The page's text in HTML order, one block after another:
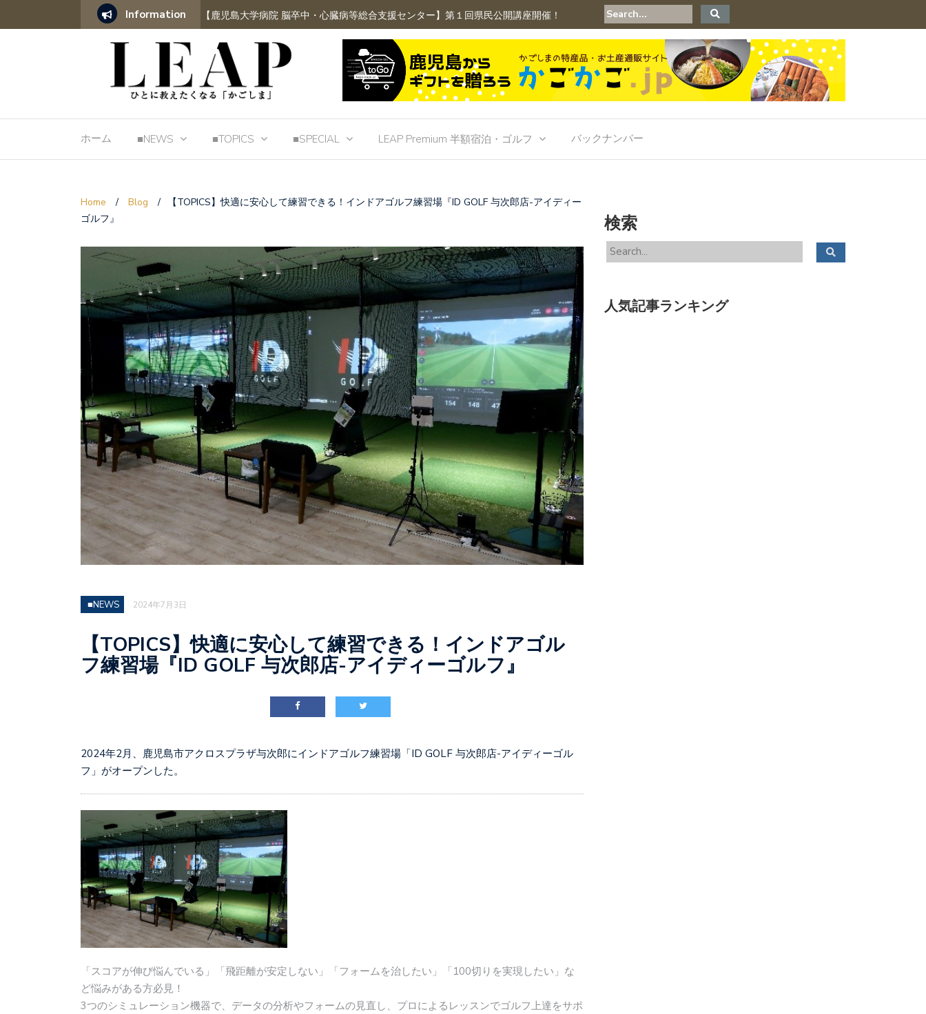
Information
援センター】第１回県民公開講座開催！ 【鹿児島大学病院 脳卒中・心臓病等総合支援センター】第１回県民公開講座開催！ 【鹿児島大学病院 脳卒中・心臓病等総合支援センター】第１回県民公開講座開
ホーム ■NEWS ■TOPICS ■SPECIAL LEAP Premium 半額宿泊・ゴルフ バックナンバー
Home / Blog /
【TOPICS】快適に安心して練習できる！インドアゴルフ練習場『ID GOLF 与次郎店-アイディー
ゴルフ』
■NEWS 2024年7月3日
【TOPICS】快適に安心して練習できる！インドアゴル
フ練習場『ID GOLF 与次郎店-アイディーゴルフ』
2024年2月、鹿児島市アクロスプラザ与次郎にインドアゴルフ練習場「ID GOLF 与次郎店-アイディーゴル
フ」がオープンした。
「スコアが伸び悩んでいる」「飛距離が安定しない」「フォームを治したい」「100切りを実現したい」な
ど悩みがある方必見！
3つのシミュレーション機器で、データの分析やフォームの見直し、プロによるレッスンでゴルフ上達をサポ
検索
人気記事ランキング